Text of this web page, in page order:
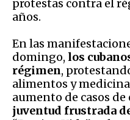
protestas contra el
años.
En las
domingo, los
régimen,
alimentos y
aumento de casos
juventud frustrada